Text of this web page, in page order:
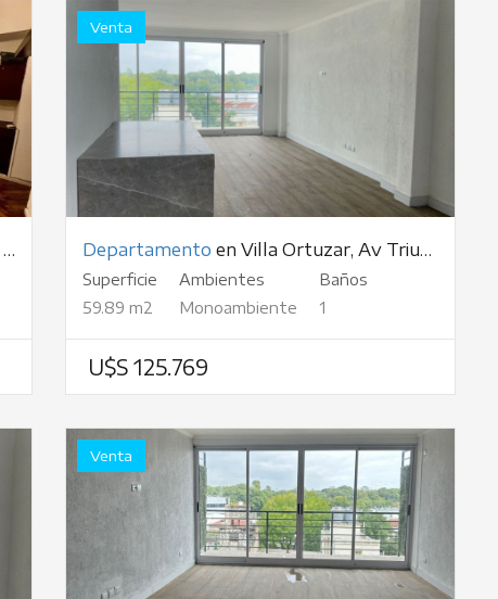
Venta
Departamento en Villa Ortuzar, Av Triunvirato, al 2800
Superficie
59.89 m2
Ambientes
Monoambiente
Baños
1
U$S 125.769
Venta